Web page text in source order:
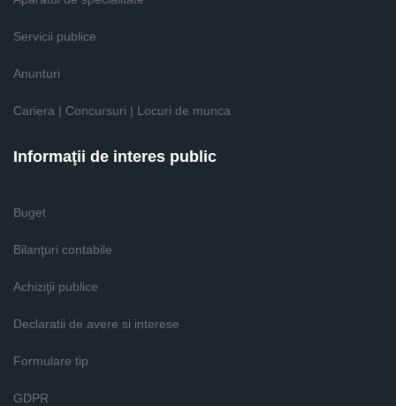
Servicii publice
Anunturi
Cariera | Concursuri | Locuri de munca
Informaţii de interes public
Buget
Bilanţuri contabile
Achiziţii publice
Declaratii de avere si interese
Formulare tip
GDPR